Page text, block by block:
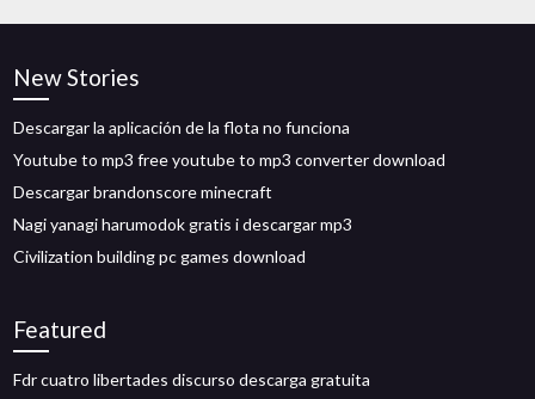
New Stories
Descargar la aplicación de la flota no funciona
Youtube to mp3 free youtube to mp3 converter download
Descargar brandonscore minecraft
Nagi yanagi harumodok gratis i descargar mp3
Civilization building pc games download
Featured
Fdr cuatro libertades discurso descarga gratuita